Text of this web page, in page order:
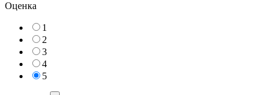
Оценка
1
2
3
4
5